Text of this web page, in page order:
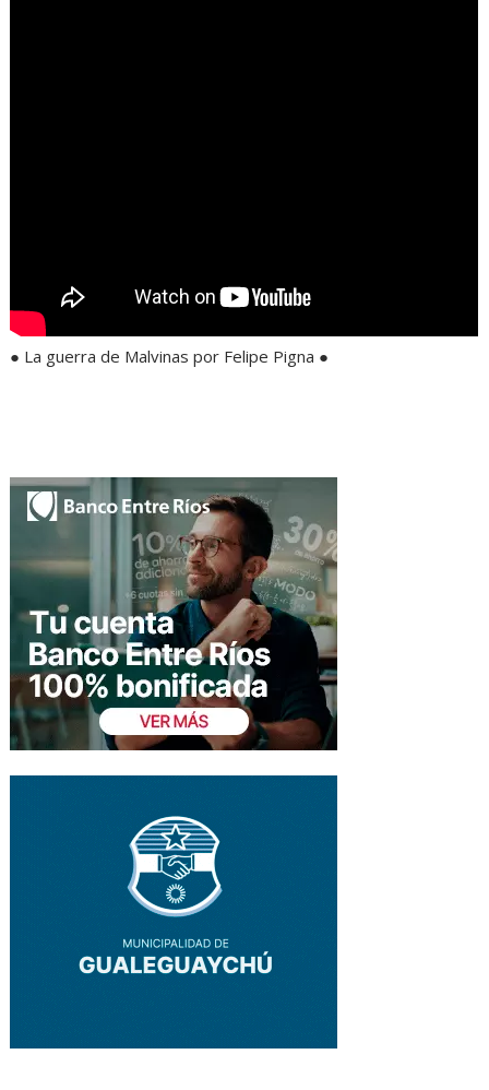
● La guerra de Malvinas por Felipe Pigna ●